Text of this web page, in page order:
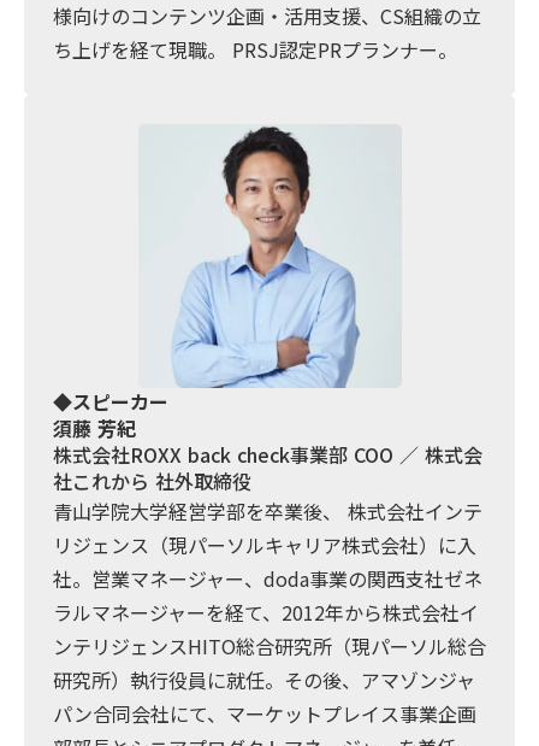
様向けのコンテンツ企画・活用支援、CS組織の立
ち上げを経て現職。 PRSJ認定PRプランナー。
◆スピーカー
須藤 芳紀
株式会社ROXX back check事業部 COO ／ 株式会
社これから 社外取締役
青山学院大学経営学部を卒業後、 株式会社インテ
リジェンス（現パーソルキャリア株式会社）に入
社。営業マネージャー、doda事業の関西支社ゼネ
ラルマネージャーを経て、2012年から株式会社イ
ンテリジェンスHITO総合研究所（現パーソル総合
研究所）執行役員に就任。その後、アマゾンジャ
パン合同会社にて、マーケットプレイス事業企画